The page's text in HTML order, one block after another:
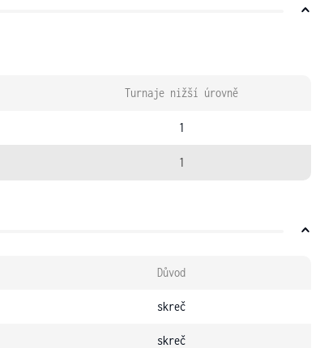
Turnaje nižší úrovně
1
1
Důvod
skreč
skreč